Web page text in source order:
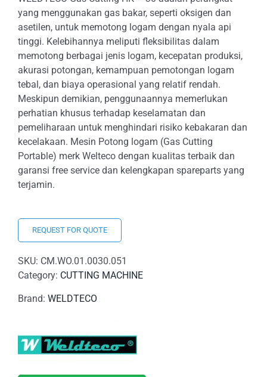
yang menggunakan gas bakar, seperti oksigen dan
asetilen, untuk memotong logam dengan nyala api
tinggi. Kelebihannya meliputi fleksibilitas dalam
memotong berbagai jenis logam, kecepatan produksi,
akurasi potongan, kemampuan pemotongan logam
tebal, dan biaya operasional yang relatif rendah.
Meskipun demikian, penggunaannya memerlukan
perhatian khusus terhadap keselamatan dan
pemeliharaan untuk menghindari risiko kebakaran dan
kecelakaan. Mesin Potong logam (Gas Cutting
Portable) merk Welteco dengan kualitas terbaik dan
garansi free service dan kelengkapan spareparts yang
terjamin.
REQUEST FOR QUOTE
SKU: CM.WO.01.0030.051
Category: CUTTING MACHINE
Brand: WELDTECO